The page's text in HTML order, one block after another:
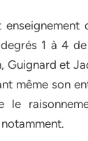
1 à 4
Guignard et
même son
le